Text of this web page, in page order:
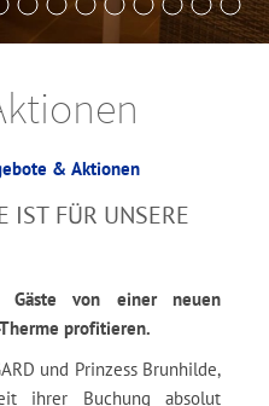
& Aktionen
IST FÜR UNSERE
Gäste von einer neuen
profitieren.
und Prinzess Brunhilde,
ihrer Buchung absolut